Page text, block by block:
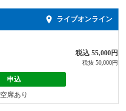
ライブオンライン
税込 55,000円
税抜 50,000円
申込
空席あり